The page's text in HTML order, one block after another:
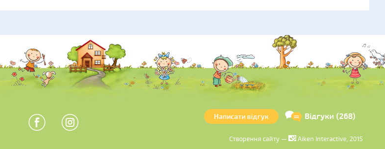
Написати відгук Відгуки (268)
Створення сайту — Aiken Interactive, 2015